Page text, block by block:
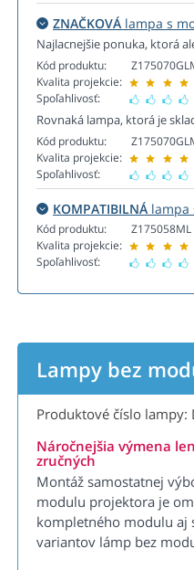
ZNAČKOVÁ lampa s
Najlacnejšie ponuka, ktorá
Kód produktu:
Kvalita projekcie:
Spoľahlivosť:
Rovnaká lampa, ktorá je
Kód produktu:
Kvalita projekcie:
Spoľahlivosť:
KOMPATIBILNÁ lampa
Kód produktu:
Kvalita projekcie:
Spoľahlivosť:
Z175058ML
Lampy bez
Produktové číslo lampy:
Náročnejšia výmena
zručných
Montáž samostatnej
modulu projektora je
kompletného modulu aj
variantov lámp bez